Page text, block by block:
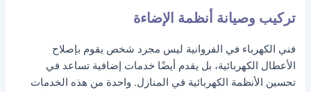
تركيب وصيانة أنظمة الإضاءة
فني الكهرباء في الفروانية ليس مجرد شخص يقوم بإصلاح
الأعطال الكهربائية، بل يقدم أيضًا خدمات إضافية تساعد في
تحسين الأنظمة الكهربائية في المنازل. واحدة من هذه الخدمات